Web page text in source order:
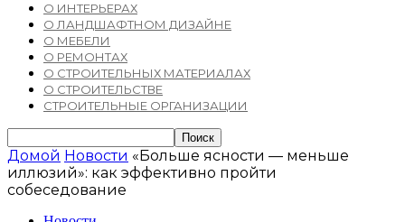
О ИНТЕРЬЕРАХ
О ЛАНДШАФТНОМ ДИЗАЙНЕ
О МЕБЕЛИ
О РЕМОНТАХ
О СТРОИТЕЛЬНЫХ МАТЕРИАЛАХ
О СТРОИТЕЛЬСТВЕ
СТРОИТЕЛЬНЫЕ ОРГАНИЗАЦИИ
Домой Новости «Больше ясности — меньше
иллюзий»: как эффективно пройти
собеседование